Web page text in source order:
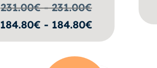
231.00€ - 231.00€
184.80€ - 184.80€